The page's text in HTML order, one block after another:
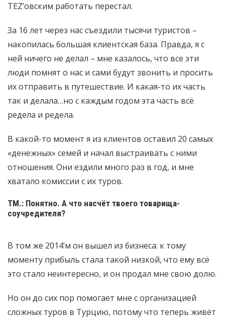
TEZ’овским работать перестал.
За 16 лет через нас съездили тысячи туристов –
накопилась большая клиентская база. Правда, я с
ней ничего не делал – мне казалось, что все эти
люди помнят о нас и сами будут звонить и просить
их отправить в путешествие. И какая-то их часть
так и делала…но с каждым годом эта часть всё
редела и редела.
В какой-то момент я из клиентов оставил 20 самых
«денежных» семей и начал выстраивать с ними
отношения. Они ездили много раз в год, и мне
хватало комиссии с их туров.
ТМ.: Понятно. А что насчёт твоего товарища-
соучредителя?
В том же 2014’м он вышел из бизнеса: к тому
моменту прибыль стала такой низкой, что ему всё
это стало неинтересно, и он продал мне свою долю.
Но он до сих пор помогает мне с организацией
сложных туров в Турцию, потому что теперь живёт